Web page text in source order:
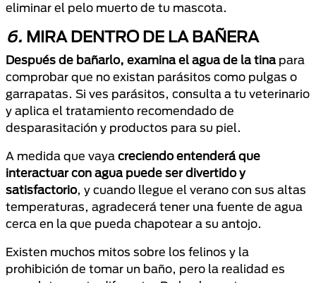
eliminar el pelo muerto de tu mascota.
6. MIRA DENTRO DE LA BAÑERA
Después de bañarlo, examina el agua de la tina para
comprobar que no existan parásitos como pulgas o
garrapatas. Si ves parásitos, consulta a tu veterinario
y aplica el tratamiento recomendado de
desparasitación y productos para su piel.
A medida que vaya creciendo entenderá que
interactuar con agua puede ser divertido y
satisfactorio, y cuando llegue el verano con sus altas
temperaturas, agradecerá tener una fuente de agua
cerca en la que pueda chapotear a su antojo.
Existen muchos mitos sobre los felinos y la
prohibición de tomar un baño, pero la realidad es